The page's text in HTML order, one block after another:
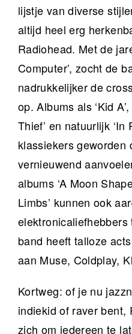
lijstje van diverse
altijd heel erg
Radiohead. Met de
Computer’, zocht de
nadrukkelijker de
op. Albums als ‘Kid
Thief’ en natuurlijk ‘In
klassiekers geworden
vernieuwend
albums ‘A Moon
Limbs’ kunnen ook
band heeft talloze
aan Muse, Coldplay,
Kortweg: of je nu
indiekid of raver bent,
zich om iedereen te